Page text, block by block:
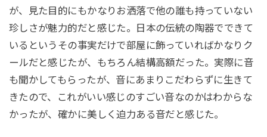
が、見た目的にもかなりお洒落で他の誰も持っていない
珍しさが魅力的だと感じた。日本の伝統の陶器でできて
いるというその事実だけで部屋に飾っていればかなりク
ールだと感じたが、もちろん結構高額だった。実際に音
も聞かしてもらったが、音にあまりこだわらずに生きて
きたので、これがいい感じのすごい音なのかはわからな
かったが、確かに美しく迫力ある音だと感じた。